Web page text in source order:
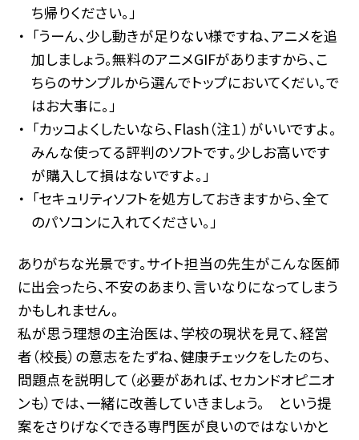
ち帰りください。」
「うーん、少し動きが足りない様ですね、アニメを追
加しましょう。無料のアニメGIFがありますから、こ
ちらのサンプルから選んでトップにおいてくだい。で
はお大事に。」
「カッコよくしたいなら、Flash（注１）がいいですよ。
みんな使ってる評判のソフトです。少しお高いです
が購入して損はないですよ。」
「セキュリティソフトを処方しておきますから、全て
のパソコンに入れてください。」
ありがちな光景です。サイト担当の先生がこんな医師
に出会ったら、不安のあまり、言いなりになってしまう
かもしれません。
私が思う理想の主治医は、学校の現状を見て、経営
者（校長）の意志をたずね、健康チェックをしたのち、
問題点を説明して（必要があれば、セカンドオピニオ
ンも）では、一緒に改善していきましょう。 という提
案をさりげなくできる専門医が良いのではないかと